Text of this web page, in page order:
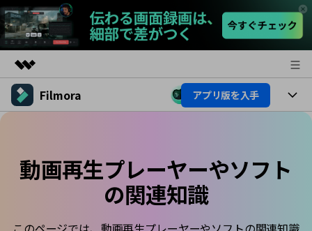
製品
概要
ソリューション
企業情報
Filmora アプリ版を入手
プラットフォーム
AI機能
AIヒント
動画再生プレーヤーやソフト
の関連知識